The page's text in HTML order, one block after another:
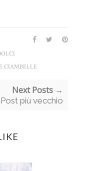
CIAMBELLE
Next Posts →
Post più vecchio